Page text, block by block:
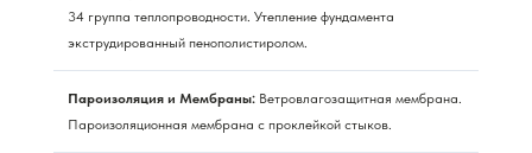
34 группа теплопроводности. Утепление фундамента
экструдированный пенополистиролом.
Пароизоляция и Мембраны: Ветровлагозащитная мембрана.
Пароизоляционная мембрана с проклейкой стыков.